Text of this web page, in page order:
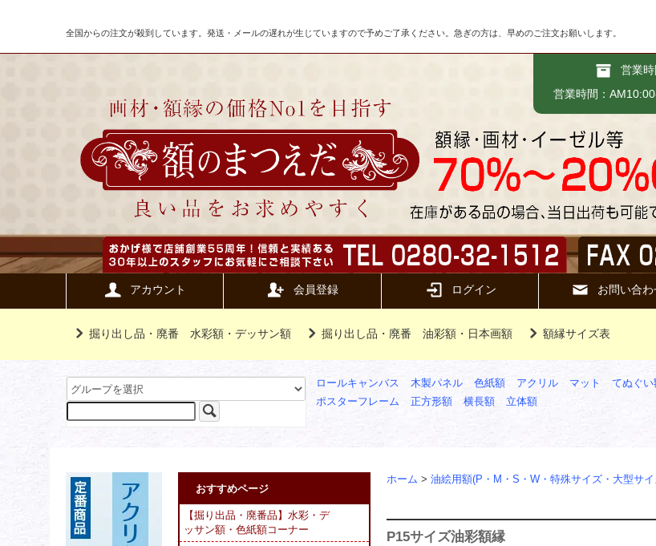
全国からの注文が殺到しています。発送・メールの遅れが生じていますので予めご了承ください。急ぎの方は、早めのご注文お願いします。
営業時
営業時間：
アカウント 会員登録 ログイン お問い合わ
掘り出し品・廃番 水彩額・デッサン額 掘り出し品・廃番 油彩額・日本画額 額縁サイズ表
ロールキャンバス 木製パネル 色紙額 アクリル マット
てぬぐい
ポスターフレーム
正方形額 横長額 立体額
ホーム > 油絵用額(P・M・S・W・特殊サイズ・大型サイ
P15サイズ油彩額縁
おすすめページ
【掘り出品・廃番品】水彩・デ
ッサン額・色紙額コーナー